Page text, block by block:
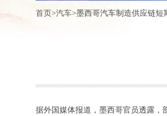
首页>汽车>墨西哥汽车制造供应链短
据外国媒体报道，墨西哥官员透露，